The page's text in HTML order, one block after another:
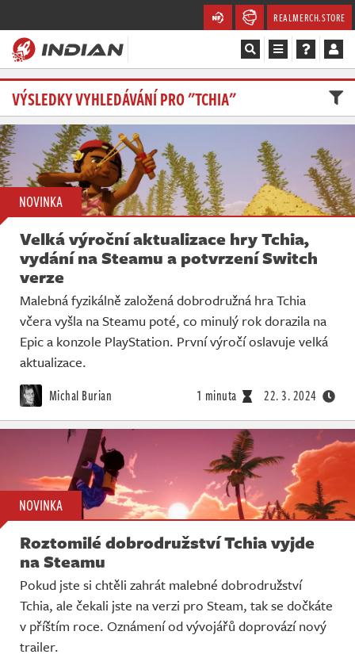
REALMERCH.STORE
Magazín
Recenze
Videa
Soutěže
Databáze
Komunita
Redakce
Živě
VÝSLEDKY VYHLEDÁVÁNÍ PRO "TCHIA"
NOVINKA
Velká výroční aktualizace hry Tchia,
vydání na Steamu a potvrzení Switch
verze
Malebná fyzikálně založená dobrodružná hra Tchia
včera vyšla na Steamu poté, co minulý rok dorazila na
Epic a konzole PlayStation. První výročí oslavuje velká
aktualizace.
Michal Burian 1 minuta 22. 3. 2024
NOVINKA
Roztomilé dobrodružství Tchia vyjde
na Steamu
Pokud jste si chtěli zahrát malebné dobrodružství
Tchia, ale čekali jste na verzi pro Steam, tak se dočkáte
v příštím roce. Oznámení od vývojářů doprovází nový
trailer.